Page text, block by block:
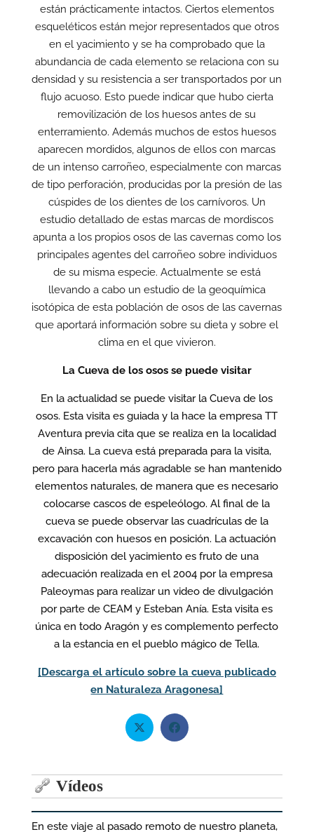
están prácticamente intactos. Ciertos elementos
esqueléticos están mejor representados que otros
en el yacimiento y se ha comprobado que la
abundancia de cada elemento se relaciona con su
densidad y su resistencia a ser transportados por un
flujo acuoso. Esto puede indicar que hubo cierta
removilización de los huesos antes de su
enterramiento. Además muchos de estos huesos
aparecen mordidos, algunos de ellos con marcas
de un intenso carroñeo, especialmente con marcas
de tipo perforación, producidas por la presión de las
cúspides de los dientes de los carnívoros. Un
estudio detallado de estas marcas de mordiscos
apunta a los propios osos de las cavernas como los
principales agentes del carroñeo sobre individuos
de su misma especie. Actualmente se está
llevando a cabo un estudio de la geoquímica
isotópica de esta población de osos de las cavernas
que aportará información sobre su dieta y sobre el
clima en el que vivieron.
La Cueva de los osos se puede visitar
En la actualidad se puede visitar la Cueva de los
osos. Esta visita es guiada y la hace la empresa TT
Aventura previa cita que se realiza en la localidad
de Ainsa. La cueva está preparada para la visita,
pero para hacerla más agradable se han mantenido
elementos naturales, de manera que es necesario
colocarse cascos de espeleólogo. Al final de la
cueva se puede observar las cuadrículas de la
excavación con huesos en posición. La actuación
disposición del yacimiento es fruto de una
adecuación realizada en el 2004 por la empresa
Paleoymas para realizar un video de divulgación
por parte de CEAM y Esteban Anía. Esta visita es
única en todo Aragón y es complemento perfecto
a la estancia en el pueblo mágico de Tella.
[Descarga el artículo sobre la cueva publicado
en Naturaleza Aragonesa]
Vídeos
En este viaje al pasado remoto de nuestro planeta,